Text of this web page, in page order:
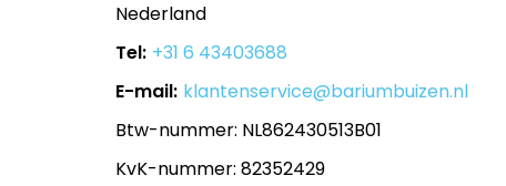
Nederland
Tel: +31 6 43403688
E-mail: klantenservice@bariumbuizen.nl
Btw-nummer: NL862430513B01
KvK-nummer: 82352429